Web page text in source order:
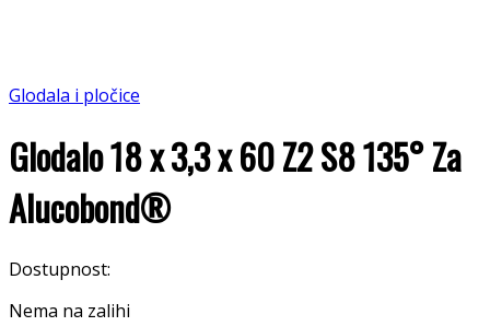
Glodala i pločice
Glodalo 18 x 3,3 x 60 Z2 S8 135° Za
Alucobond®
Dostupnost:
Nema na zalihi